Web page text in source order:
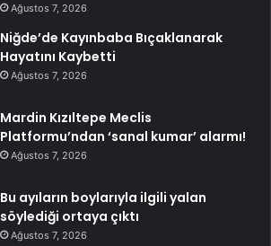
Ağustos 7, 2026
Niğde’de Kayınbaba Bıçaklanarak
Hayatını Kaybetti
Ağustos 7, 2026
Mardin Kızıltepe Meclis
Platformu’ndan ‘sanal kumar’ alarmı!
Ağustos 7, 2026
Bu ayıların boylarıyla ilgili yalan
söylediği ortaya çıktı
Ağustos 7, 2026